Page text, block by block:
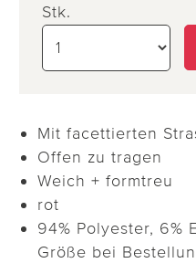
Stk.
Mit facettierten
Offen zu tragen
Weich + formtreu
rot
94% Polyester, 6%
Größe bei